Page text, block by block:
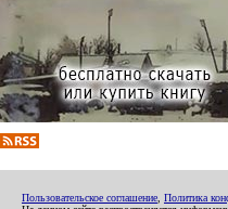
Пользовательское соглашение Политика